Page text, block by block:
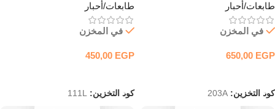
طابعات/أحبار
في المخزن
650,00 EGP
كود التخزين: 203A
طابعات/أحبار
في المخزن
450,00 EGP
كود التخزين: 111L